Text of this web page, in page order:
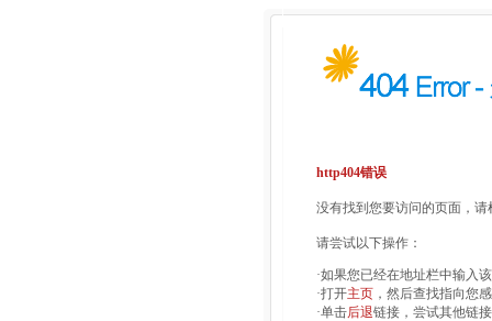
http404错误
没有找到您要访问的页面，
请尝试以下操作：
·如果您已经在地址栏中输入
·打开主页 ，然后查找指向您
·单击后退链接，尝试其他链